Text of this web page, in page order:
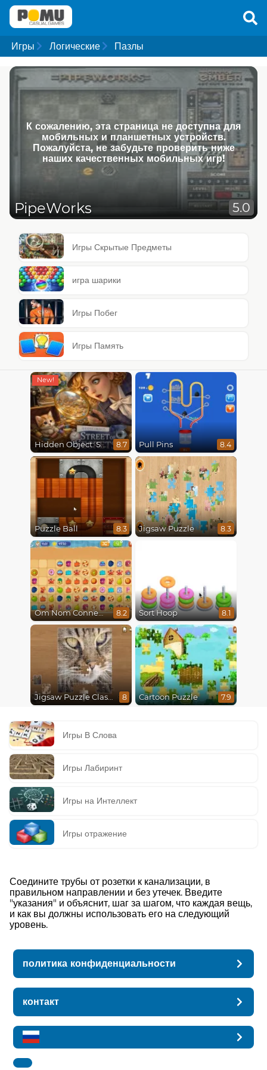
Игры Логические Пазлы
К сожалению, эта страница не доступна для
мобильных и планшетных устройств.
Пожалуйста, не забудьте проверить ниже
наших качественных мобильных игр!
PipeWorks 5.0
Игры Скрытые Предметы
игра шарики
Игры Побег
Игры Память
Hidden Object: Street Of Secrets 8.7 Pull Pins 8.4
Puzzle Ball 8.3 Jigsaw Puzzle 8.3
Om Nom Connect Classic 8.2 Sort Hoop 8.1
Jigsaw Puzzle Classic 8 Cartoon Puzzle 7.9
Игры В Слова
Игры Лабиринт
Игры на Интеллект
Игры отражение
Соедините трубы от розетки к канализации, в
правильном направлении и без утечек. Введите
"указания" и объяснит, шаг за шагом, что каждая вещь,
и как вы должны использовать его на следующий
уровень.
политика конфиденциальности
контакт